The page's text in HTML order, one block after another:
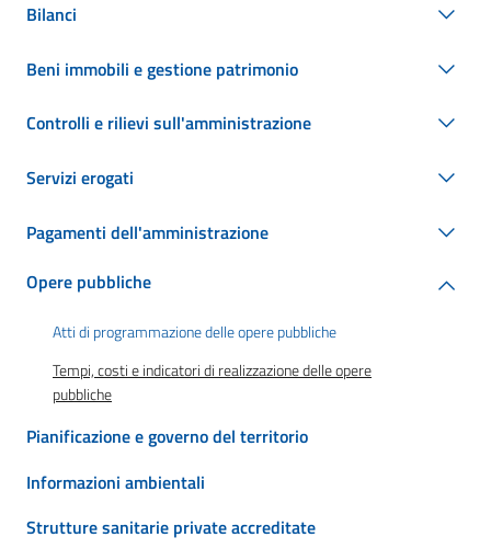
Bilanci
Beni immobili e gestione patrimonio
Controlli e rilievi sull'amministrazione
Servizi erogati
Pagamenti dell'amministrazione
Opere pubbliche
Atti di programmazione delle opere pubbliche
Tempi, costi e indicatori di realizzazione delle opere
pubbliche
Pianificazione e governo del territorio
Informazioni ambientali
Strutture sanitarie private accreditate